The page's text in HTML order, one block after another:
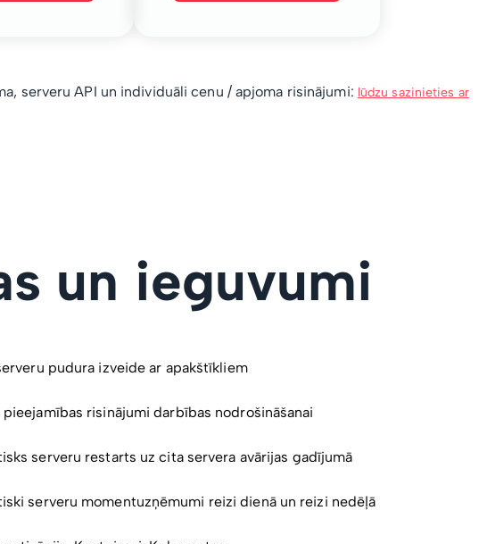
serveru API un individuāli cenu / apjoma risinājumi: lūdzu sazinieties ar
un ieguvumi
pudura izveide ar apakštīkliem
risinājumi darbības nodrošināšanai
serveru restarts uz cita servera avārijas gadījumā
serveru momentuzņēmumi reizi dienā un reizi nedēļā